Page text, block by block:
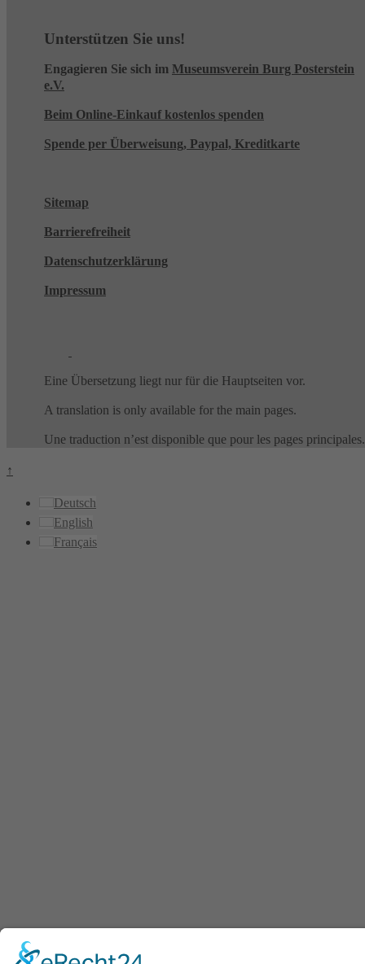
Unterstützen Sie uns!
Engagieren Sie sich im Museumsverein Burg Posterstein
e.V.
Beim Online-Einkauf kostenlos spenden
Spende per Überweisung, Paypal, Kreditkarte
Sitemap
Barrierefreiheit
Datenschutzerklärung
Impressum
Eine Übersetzung liegt nur für die Hauptseiten vor.
A translation is only available for the main pages.
Une traduction n’est disponible que pour les pages principales.
↑
Deutsch
English
Français